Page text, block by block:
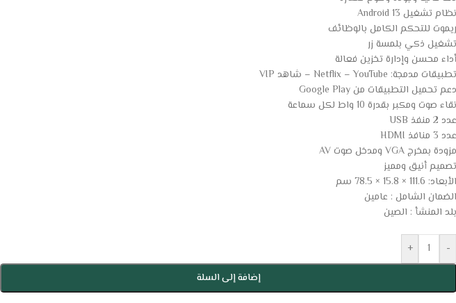
نظام تشغيل Android 13
ريموت للتحكم الكامل بالوظائف
تشغيل ذكي بلمسة زر
أداء محسن وإدارة تخزين فعالة
تطبيقات مدمجة: Netflix – YouTube – شاهد VIP
دعم تحميل التطبيقات من Google Play
نقاء صوت ومكبر بقدرة 10 واط لكل سماعة
عدد 2 منفذ USB
عدد 3 منافذ HDMI
مزودة بمخرج VGA ومدخل صوت AV
تصميم أنيق ومميز
الأبعاد: 111.6 × 15.8 × 78.5 سم
الضمان الشامل : عامين
بلد المنشأ : الصين
-
+
إضافة إلى السلة